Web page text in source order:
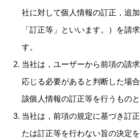
社に対して個人情報の訂正，追
「訂正等」といいます。）を請
す。
当社は，ユーザーから前項の請
応じる必要があると判断した場
該個人情報の訂正等を行うものと
当社は，前項の規定に基づき訂
たは訂正等を行わない旨の決定